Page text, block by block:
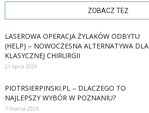
ZOBACZ TEŻ
LASEROWA OPERACJA ŻYLAKÓW ODBYTU
(HELP) – NOWOCZESNA ALTERNATYWA DLA
KLASYCZNEJ CHIRURGII
21 lipca 2026
PIOTRSIERPINSKI.PL – DLACZEGO TO
NAJLEPSZY WYBÓR W POZNANIU?
7 marca 2026